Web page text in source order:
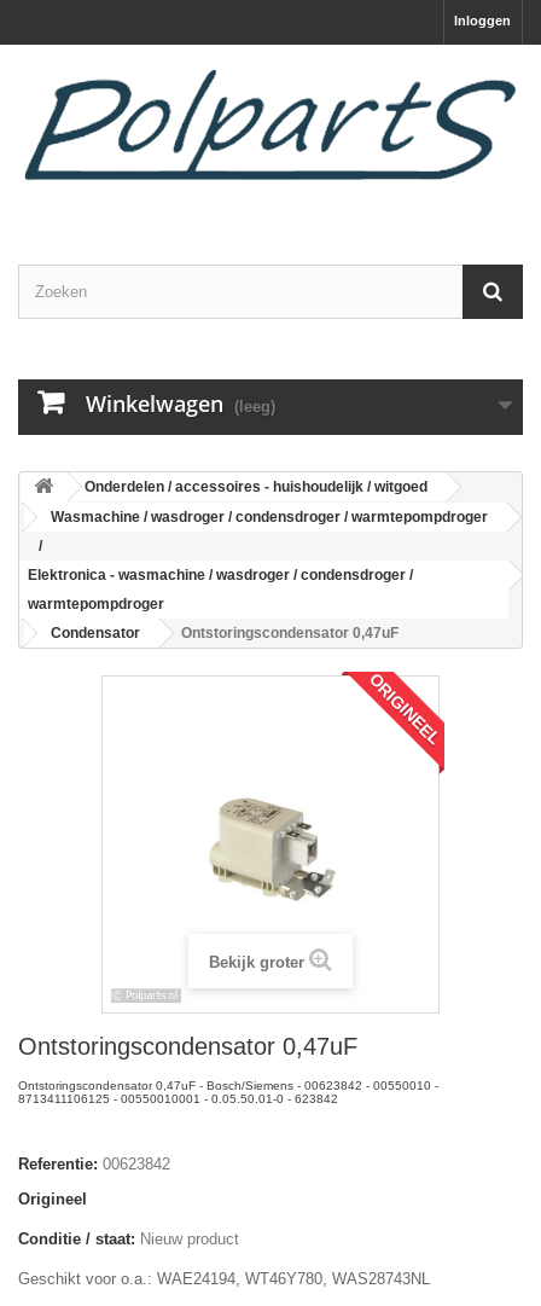
Inloggen
Winkelwagen (leeg)
Onderdelen / accessoires - huishoudelijk / witgoed
Wasmachine / wasdroger / condensdroger / warmtepompdroger
Elektronica - wasmachine / wasdroger / condensdroger /
warmtepompdroger
Condensator
Ontstoringscondensator 0,47uF
ORIGINEEL
Bekijk groter
Ontstoringscondensator 0,47uF
Ontstoringscondensator 0,47uF - Bosch/Siemens - 00623842 - 00550010 -
8713411106125 - 00550010001 - 0.05.50.01-0 - 623842
Referentie: 00623842
Origineel
Conditie / staat: Nieuw product
Geschikt voor o.a.: WAE24194, WT46Y780, WAS28743NL